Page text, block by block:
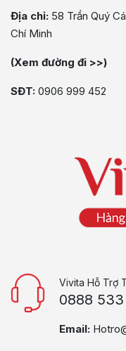
Địa chỉ: 58 Trần Quý
Chí Minh
(Xem đường đi >>)
SĐT: 0906 999 452
Vivita Hỗ Trợ
0888
Email: